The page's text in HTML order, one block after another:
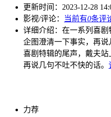
更新时间： 2023-12-28
影视/评论：
当前有0条评
详细介绍： 在一系列喜剧
企图澄清一下事实，再说
喜剧特辑的尾声，戴夫站
再说几句不吐不快的话。
力荐